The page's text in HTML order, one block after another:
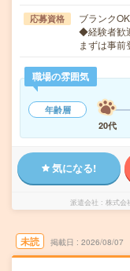
応募資格
ブランク
◆経験者歓
まずは事
職場の雰囲気
年齢層
20代
気になる!
派遣会社 株式会
未読 掲載日 2026/08/07